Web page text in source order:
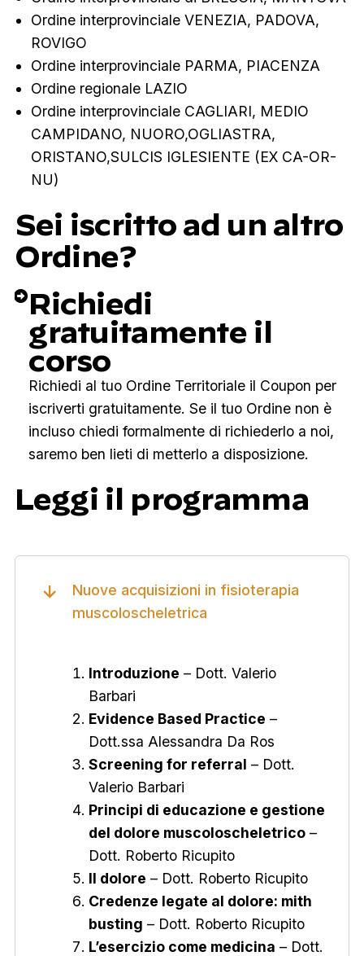
Ordine interprovinciale VENEZIA, PADOVA,
ROVIGO
Ordine interprovinciale PARMA, PIACENZA
Ordine regionale LAZIO
Ordine interprovinciale CAGLIARI, MEDIO
CAMPIDANO, NUORO,OGLIASTRA,
ORISTANO,SULCIS IGLESIENTE (EX CA-OR-
NU)
Sei iscritto ad un altro
Ordine?
Richiedi
gratuitamente il
corso
Richiedi al tuo Ordine Territoriale il Coupon per
iscriverti gratuitamente. Se il tuo Ordine non è
incluso chiedi formalmente di richiederlo a noi,
saremo ben lieti di metterlo a disposizione.
Leggi il programma
Nuove acquisizioni in fisioterapia
muscoloscheletrica
Introduzione – Dott. Valerio
Barbari
Evidence Based Practice –
Dott.ssa Alessandra Da Ros
Screening for referral – Dott.
Valerio Barbari
Principi di educazione e gestione
del dolore muscoloscheletrico –
Dott. Roberto Ricupito
Il dolore – Dott. Roberto Ricupito
Credenze legate al dolore: mith
busting – Dott. Roberto Ricupito
L’esercizio come medicina – Dott.